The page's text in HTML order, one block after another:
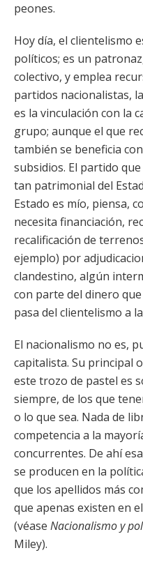
peones.
Hoy día, el clientelismo
políticos; es un
colectivo, y emplea
partidos nacionalistas,
es la vinculación con la
grupo; aunque el que
también se beneficia
subsidios. El partido
tan patrimonial del
Estado es mío, piensa,
necesita financiación,
recalificación de
ejemplo) por
clandestino, algún
con parte del dinero
pasa del clientelismo a
El nacionalismo no es,
capitalista. Su principal
este trozo de pastel es
siempre, de los que
o lo que sea. Nada de
competencia a la
concurrentes. De ahí
se producen en la
que los apellidos más
que apenas existen en el
(véase Nacionalismo y
Miley).